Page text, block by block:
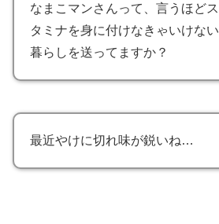
なまこマンさんって、言うほどス
タミナを身に付けなきゃいけない
暮らしを送ってますか？
最近やけに切れ味が鋭いね…